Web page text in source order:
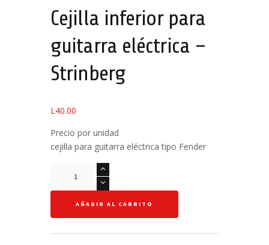
Cejilla inferior para
guitarra eléctrica –
Strinberg
L40.00
Precio por unidad
cejilla para guitarra eléctrica tipo Fender
inferior
AÑADIR AL CARRITO